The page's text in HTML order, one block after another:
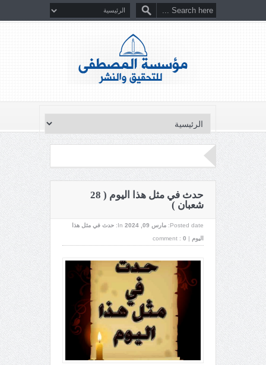
حدث في مثل هذا اليوم ( 28
شعبان )
Posted date: مارس 09, 2024 In:
حدث في مثل هذا
اليوم |
comment : 0